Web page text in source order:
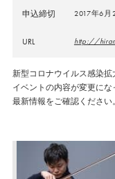
申込締切 2017年6月
URL http://
新型コロナウイルス感染
イベントの内容が変更に
最新情報をご確認ください。